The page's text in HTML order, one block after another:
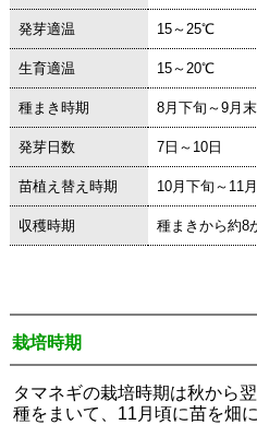
発芽適温 15～25℃
生育適温 15～20℃
種まき時期 8月下旬～9月末
発芽日数 7日～10日
苗植え替え時期 10月下旬～11月
収穫時期 種まきから約8
栽培時期
タマネギの栽培時期は秋から
種をまいて、11月頃に苗を畑